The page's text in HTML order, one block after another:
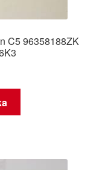
C5 96358188ZK